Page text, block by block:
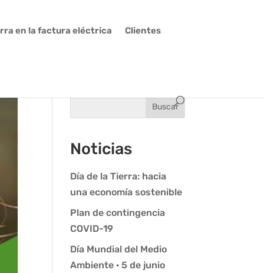
en la factura eléctrica Clientes
Noticias
Día de la Tierra: hacia
una economía sostenible
Plan de contingencia
COVID-19
Día Mundial del Medio
Ambiente · 5 de junio